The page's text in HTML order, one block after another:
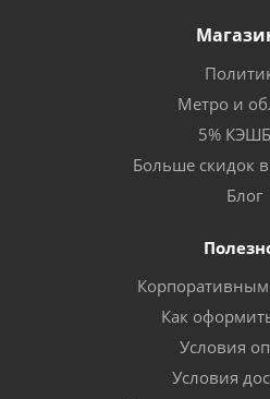
Метро и
5%
Больше скидок
Блог
Как
Условия
Условия